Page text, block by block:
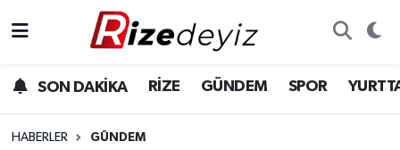
SON DAKİKA RİZE GÜNDEM SPOR
HABERLER GÜNDEM
Gündem
Rize Hava Durumu